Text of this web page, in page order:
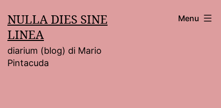
al
contenuto
NULLA DIES SINE
LINEA
diarium (blog) di Mario
Pintacuda
Menu